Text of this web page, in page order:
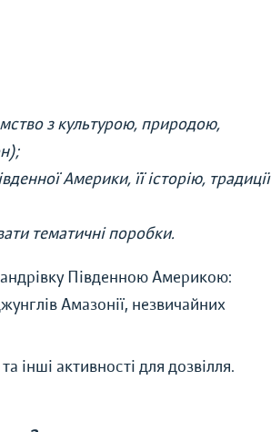
з культурою, природою,
Америки, її історію, традиції
тематичні поробки.
Південною Америкою:
Амазонії, незвичайних
інші активності для дозвілля.